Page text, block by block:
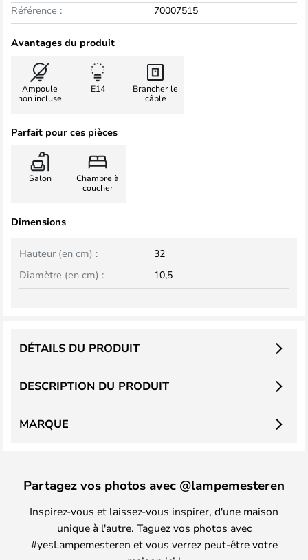
Référence :
70007515
Avantages du produit
Ampoule
non incluse
E14
Brancher le
câble
Parfait pour ces pièces
Salon
Chambre à
coucher
Dimensions
Hauteur (en cm) :
32
Diamètre (en cm) :
10,5
DESCRIPTION DU PRODUIT
DÉTAILS DU PRODUIT
MARQUE
Partagez vos photos avec @lampemesteren
Inspirez-vous et laissez-vous inspirer, d'une maison
unique à l'autre. Taguez vos photos avec
#yesLampemesteren et vous verrez peut-être votre